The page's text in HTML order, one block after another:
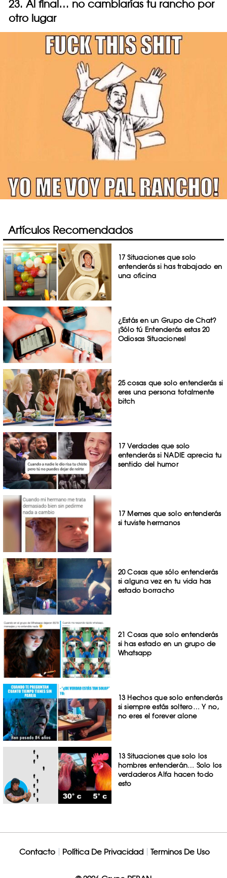
23. Al final… no cambiarías tu rancho por
otro lugar
Artículos Recomendados
17 Situaciones que solo
entenderás si has trabajado en
una oficina
¿Estás en un Grupo de Chat?
¡Sólo tú Entenderás estas 20
Odiosas Situaciones!
25 cosas que solo entenderás si
eres una persona totalmente
bitch
17 Verdades que solo
entenderás si NADIE aprecia tu
sentido del humor
17 Memes que solo entenderás
si tuviste hermanos
20 Cosas que sólo entenderás
si alguna vez en tu vida has
estado borracho
21 Cosas que solo entenderás
si has estado en un grupo de
Whatsapp
13 Hechos que solo entenderás
si siempre estás soltero… Y no,
no eres el forever alone
13 Situaciones que solo los
hombres entenderán… Solo los
verdaderos Alfa hacen todo
esto
Contacto Política De Privacidad Terminos De Uso